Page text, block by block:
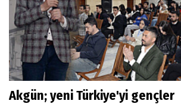
Akgün; yeni Türkiye'yi gençler